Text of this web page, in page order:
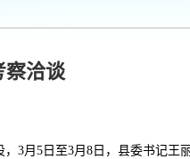
察洽谈
3月5日至3月8日，县委书记王